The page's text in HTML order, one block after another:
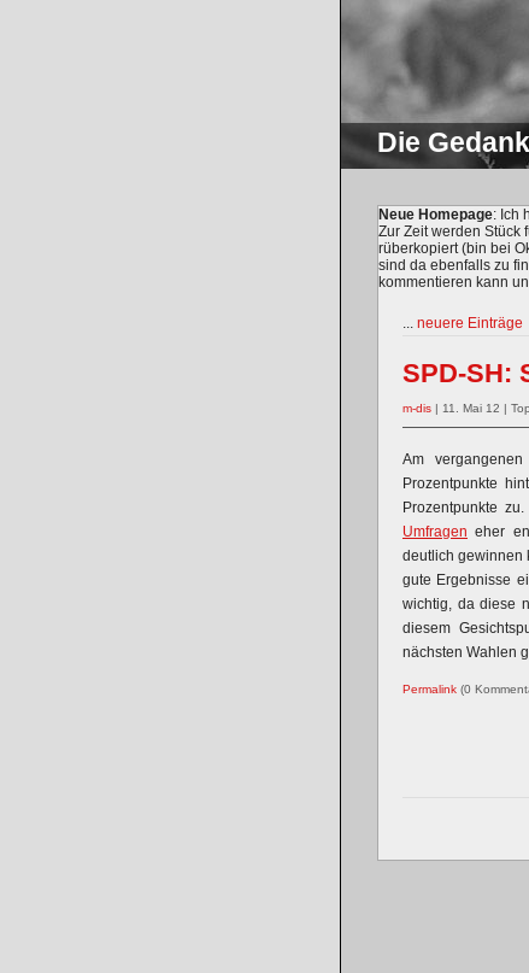
Die
Neue Homepage: Ich
Zur Zeit werden Stück
rüberkopiert (bin bei
sind da ebenfalls zu
kommentieren kann
... neuere Einträge
SPD-SH:
m-dis | 11. Mai 12 |
Am
Prozentpunkte
Prozentpunkte
Umfragen eher
deutlich gewinnen
gute Ergebnisse
wichtig, da diese
diesem
nächsten Wahlen
Permalink (0